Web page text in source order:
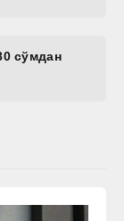
сўмдан